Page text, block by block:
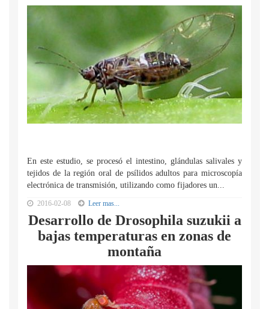
En este estudio, se procesó el intestino, glándulas salivales y
tejidos de la región oral de psílidos adultos para microscopía
electrónica de transmisión, utilizando como fijadores un...
2016-02-08 Leer mas...
Desarrollo de Drosophila suzukii a
bajas temperaturas en zonas de
montaña